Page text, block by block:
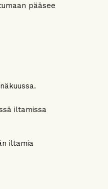
pääsee
iltamissa
iltamia